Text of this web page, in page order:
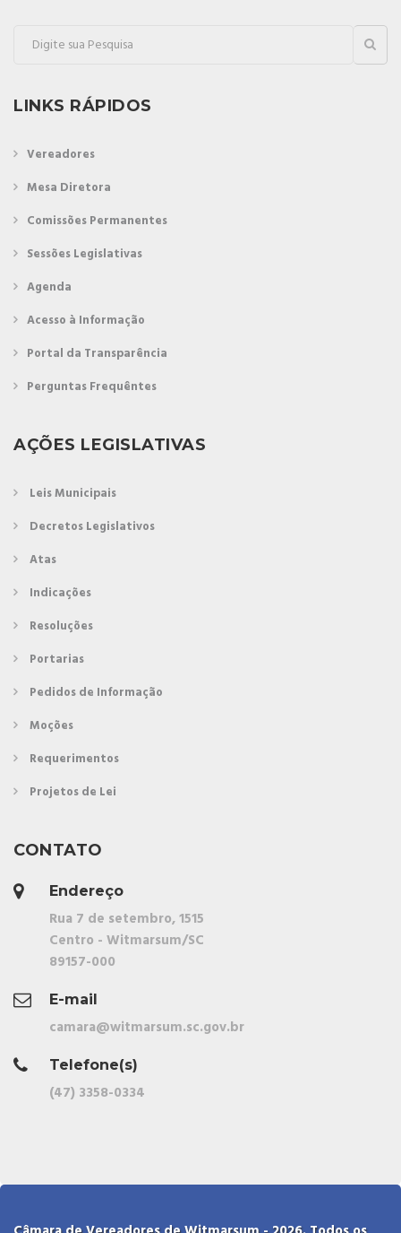
LINKS RÁPIDOS
Vereadores
Mesa Diretora
Comissões Permanentes
Sessões Legislativas
Agenda
Acesso à Informação
Portal da Transparência
Perguntas Frequêntes
AÇÕES LEGISLATIVAS
Leis Municipais
Decretos Legislativos
Atas
Indicações
Resoluções
Portarias
Pedidos de Informação
Moções
Requerimentos
Projetos de Lei
CONTATO
Endereço
Rua 7 de setembro, 1515
Centro - Witmarsum/SC
89157-000
E-mail
camara@witmarsum.sc.gov.br
Telefone(s)
(47) 3358-0334